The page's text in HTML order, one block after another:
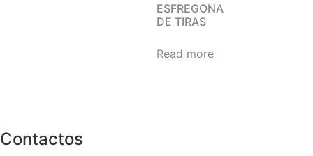
ESFREGONA
DE TIRAS
Read more
Contactos